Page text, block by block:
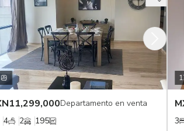
Departamento en venta
195
17
2